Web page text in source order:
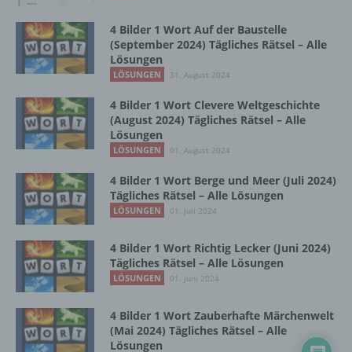
4 Bilder 1 Wort Auf der Baustelle
(September 2024) Tägliches Rätsel – Alle
Lösungen
LÖSUNGEN 31. August 2024
4 Bilder 1 Wort Clevere Weltgeschichte
(August 2024) Tägliches Rätsel – Alle
Lösungen
LÖSUNGEN 01. August 2024
4 Bilder 1 Wort Berge und Meer (Juli 2024)
Tägliches Rätsel – Alle Lösungen
LÖSUNGEN 01. Juli 2024
4 Bilder 1 Wort Richtig Lecker (Juni 2024)
Tägliches Rätsel – Alle Lösungen
LÖSUNGEN 01. Juni 2024
4 Bilder 1 Wort Zauberhafte Märchenwelt
(Mai 2024) Tägliches Rätsel – Alle
Lösungen
Daten wie das Erheben, das Erfassen, die
Organisation, das Ordnen, die Speicherung,
die Anpassung oder Veränderung, das
Auslesen, das Abfragen, die Verwendung,
Verbreitung oder eine andere Form der
Bereitstellung, den Abgleich oder die
Verknüpfung, die Einschränkung, das
Löschen oder die Vernichtung.
d) Einschränkung der Verarbeitung
Einschränkung der Verarbeitung ist die
Markierung gespeicherter
personenbezogener Daten mit dem Ziel, ihre
künftige Verarbeitung einzuschränken.
e) Profiling